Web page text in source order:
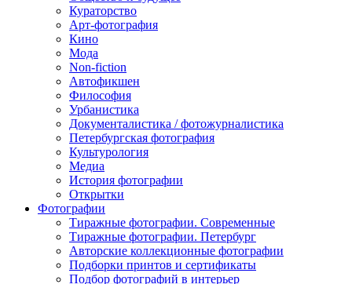
Кураторство
Арт-фотография
Кино
Мода
Non-fiction
Автофикшен
Философия
Урбанистика
Документалистика / фотожурналистика
Петербургская фотография
Культурология
Медиа
История фотографии
Открытки
Фотографии
Тиражные фотографии. Современные
Тиражные фотографии. Петербург
Авторские коллекционные фотографии
Подборки принтов и сертификаты
Подбор фотографий в интерьер